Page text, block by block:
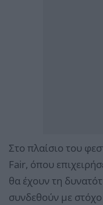
Στο πλαίσιο του
Fair, όπου
θα έχουν τη
συνδεθούν με στόχο